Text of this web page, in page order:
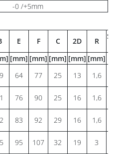
-0 /+5mm
E F C 2D R
[mm] [mm] [mm] [mm] [mm]
64 77 25 13 1,6
76 90 25 16 1,6
83 92 29 16 1,6
95 107 32 19 3